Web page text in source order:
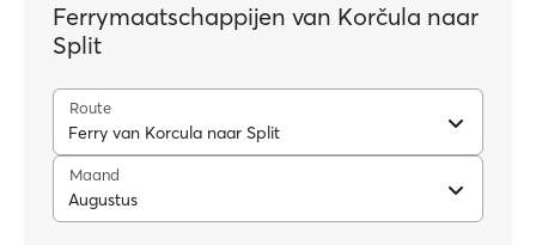
Ferrymaatschappijen van Korčula naar
Split
Route
Ferry van Korcula naar Split
Maand
Augustus